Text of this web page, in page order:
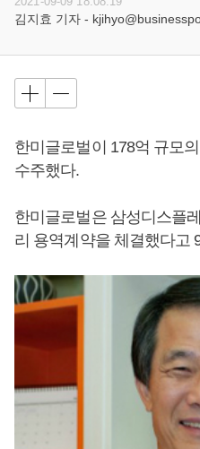
김지효 기자 -
한미글로벌이 178억 규모
수주했다.
한미글로벌은 삼성디스플
리 용역계약을 체결했다고